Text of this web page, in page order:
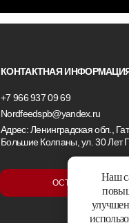
+7 966 937 09 69
Nordfeedspb@yandex.ru
Адрес: Ленинградская обл.,
Большие Колпаны, ул. 30 Лет
ОСТАВИТЬ
КОНТАКТНАЯ
Наш